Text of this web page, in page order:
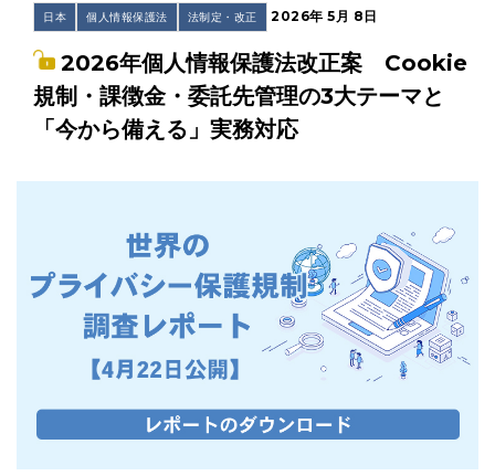
日本 個人情報保護法 法制定・改正 2026年 5月 8日
2026年個人情報保護法改正案 Cookie
規制・課徴金・委託先管理の3大テーマと
「今から備える」実務対応